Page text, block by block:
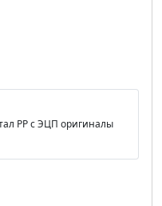
РР с ЭЦП оригиналы